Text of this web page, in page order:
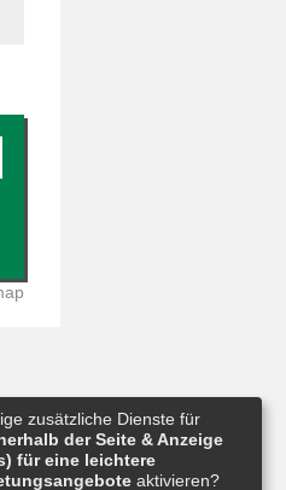
zusätzliche Dienste für
der Seite & Anzeige
für eine leichtere
aktivieren?